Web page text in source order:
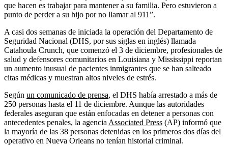
que hacen es trabajar para mantener a su familia. Pero estuvieron a
punto de perder a su hijo por no llamar al 911”.
A casi dos semanas de iniciada la operación del Departamento de
Seguridad Nacional (DHS, por sus siglas en inglés) llamada
Catahoula Crunch, que comenzó el 3 de diciembre, profesionales de
salud y defensores comunitarios en Louisiana y Mississippi reportan
un aumento inusual de pacientes inmigrantes que se han salteado
citas médicas y muestran altos niveles de estrés.
Según un comunicado de prensa, el DHS había arrestado a más de
250 personas hasta el 11 de diciembre. Aunque las autoridades
federales aseguran que están enfocadas en detener a personas con
antecedentes penales, la agencia Associated Press (AP) informó que
la mayoría de las 38 personas detenidas en los primeros dos días del
operativo en Nueva Orleans no tenían historial criminal.